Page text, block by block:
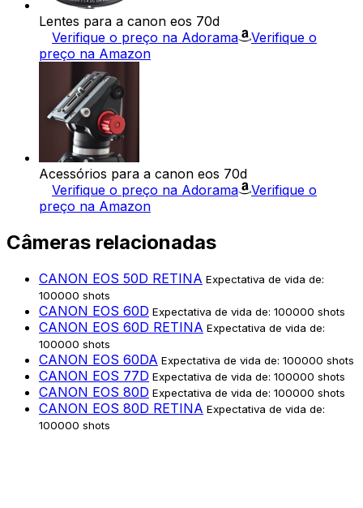
Lentes para a canon eos 70d
Verifique o preço na Adorama
Verifique o
preço na Amazon
Acessórios para a canon eos 70d
Verifique o preço na Adorama
Verifique o
preço na Amazon
Câmeras relacionadas
CANON EOS 50D RETINA Expectativa de vida de:
100000 shots
CANON EOS 60D Expectativa de vida de: 100000 shots
CANON EOS 60D RETINA Expectativa de vida de:
100000 shots
CANON EOS 60DA Expectativa de vida de: 100000 shots
CANON EOS 77D Expectativa de vida de: 100000 shots
CANON EOS 80D Expectativa de vida de: 100000 shots
CANON EOS 80D RETINA Expectativa de vida de:
100000 shots